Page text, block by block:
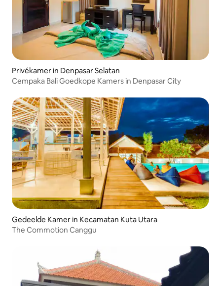
Privékamer in Denpasar Selatan
Cempaka Bali Goedkope Kamers in Denpasar City
Gedeelde Kamer in Kecamatan Kuta Utara
The Commotion Canggu